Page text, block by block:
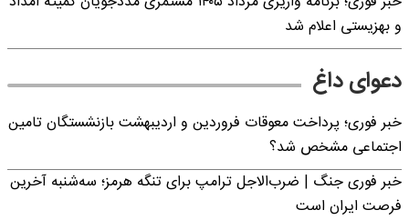
و بهزیستی اعلام شد
دعوای داغ
خبر فوری؛ پرداخت معوقات فروردین و اردیبهشت بازنشستگان تامین
اجتماعی مشخص شد؟
خبر فوری جنگ | ضرب‌الاجل ترامپ برای تنگه هرمز؛ سه‌شنبه آخرین
فرصت ایران است